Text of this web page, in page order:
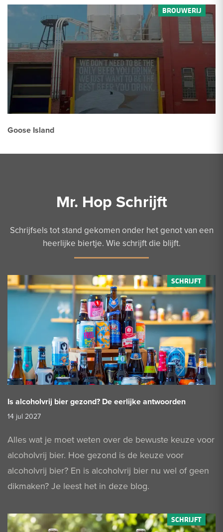
Goose Island
Mr. Hop Schrijft
Schrijfsels tot stand gekomen onder het genot van een
heerlijke biertje. Wie schrijft die blijft.
Is alcoholvrij bier gezond? De eerlijke antwoorden
14 jul 2027
Alles wat je moet weten over de bewuste keuze voor
alcoholvrij bier. Hoe gezond is de keuze voor
alcoholvrij bier? En is alcoholvrij bier nu wel of geen
dikmaken? Je leest het in deze blog.